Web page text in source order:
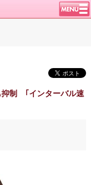
抑制 ｢インターバル速